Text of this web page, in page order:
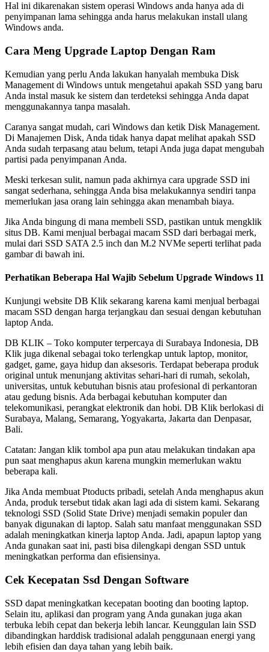
Hal ini dikarenakan sistem operasi Windows anda hanya ada di
penyimpanan lama sehingga anda harus melakukan install ulang
Windows anda.
Cara Meng Upgrade Laptop Dengan Ram
Kemudian yang perlu Anda lakukan hanyalah membuka Disk
Management di Windows untuk mengetahui apakah SSD yang baru
Anda instal masuk ke sistem dan terdeteksi sehingga Anda dapat
menggunakannya tanpa masalah.
Caranya sangat mudah, cari Windows dan ketik Disk Management.
Di Manajemen Disk, Anda tidak hanya dapat melihat apakah SSD
Anda sudah terpasang atau belum, tetapi Anda juga dapat mengubah
partisi pada penyimpanan Anda.
Meski terkesan sulit, namun pada akhirnya cara upgrade SSD ini
sangat sederhana, sehingga Anda bisa melakukannya sendiri tanpa
memerlukan jasa orang lain sehingga akan menambah biaya.
Jika Anda bingung di mana membeli SSD, pastikan untuk mengklik
situs DB. Kami menjual berbagai macam SSD dari berbagai merk,
mulai dari SSD SATA 2.5 inch dan M.2 NVMe seperti terlihat pada
gambar di bawah ini.
Perhatikan Beberapa Hal Wajib Sebelum Upgrade Windows 11
Kunjungi website DB Klik sekarang karena kami menjual berbagai
macam SSD dengan harga terjangkau dan sesuai dengan kebutuhan
laptop Anda.
DB KLIK – Toko komputer terpercaya di Surabaya Indonesia, DB
Klik juga dikenal sebagai toko terlengkap untuk laptop, monitor,
gadget, game, gaya hidup dan aksesoris. Terdapat beberapa produk
original untuk menunjang aktivitas sehari-hari di rumah, sekolah,
universitas, untuk kebutuhan bisnis atau profesional di perkantoran
atau gedung bisnis. Ada berbagai kebutuhan komputer dan
telekomunikasi, perangkat elektronik dan hobi. DB Klik berlokasi di
Surabaya, Malang, Semarang, Yogyakarta, Jakarta dan Denpasar,
Bali.
Catatan: Jangan klik tombol apa pun atau melakukan tindakan apa
pun saat menghapus akun karena mungkin memerlukan waktu
beberapa kali.
Jika Anda membuat Ptoducts pribadi, setelah Anda menghapus akun
Anda, produk tersebut tidak akan lagi ada di sistem kami. Sekarang
teknologi SSD (Solid State Drive) menjadi semakin populer dan
banyak digunakan di laptop. Salah satu manfaat menggunakan SSD
adalah meningkatkan kinerja laptop Anda. Jadi, apapun laptop yang
Anda gunakan saat ini, pasti bisa dilengkapi dengan SSD untuk
meningkatkan performa dan efisiensinya.
Cek Kecepatan Ssd Dengan Software
SSD dapat meningkatkan kecepatan booting dan booting laptop.
Selain itu, aplikasi dan program yang Anda gunakan juga akan
terbuka lebih cepat dan bekerja lebih lancar. Keunggulan lain SSD
dibandingkan harddisk tradisional adalah penggunaan energi yang
lebih efisien dan daya tahan yang lebih baik.